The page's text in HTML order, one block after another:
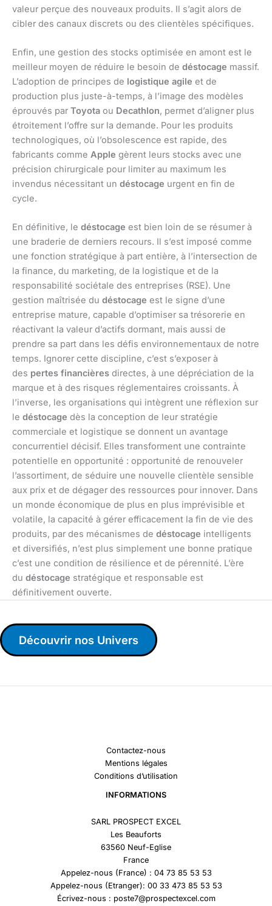
valeur perçue des nouveaux produits. Il s’agit alors de
cibler des canaux discrets ou des clientèles spécifiques.
Enfin, une gestion des stocks optimisée en amont est le
meilleur moyen de réduire le besoin de déstocage massif.
L’adoption de principes de logistique agile et de
production plus juste-à-temps, à l’image des modèles
éprouvés par Toyota ou Decathlon, permet d’aligner plus
étroitement l’offre sur la demande. Pour les produits
technologiques, où l’obsolescence est rapide, des
fabricants comme Apple gèrent leurs stocks avec une
précision chirurgicale pour limiter au maximum les
invendus nécessitant un déstocage urgent en fin de
cycle.
En définitive, le déstocage est bien loin de se résumer à
une braderie de derniers recours. Il s’est imposé comme
une fonction stratégique à part entière, à l’intersection de
la finance, du marketing, de la logistique et de la
responsabilité sociétale des entreprises (RSE). Une
gestion maîtrisée du déstocage est le signe d’une
entreprise mature, capable d’optimiser sa trésorerie en
réactivant la valeur d’actifs dormant, mais aussi de
prendre sa part dans les défis environnementaux de notre
temps. Ignorer cette discipline, c’est s’exposer à
des pertes financières directes, à une dépréciation de la
marque et à des risques réglementaires croissants. À
l’inverse, les organisations qui intègrent une réflexion sur
le déstocage dès la conception de leur stratégie
commerciale et logistique se donnent un avantage
concurrentiel décisif. Elles transforment une contrainte
potentielle en opportunité : opportunité de renouveler
l’assortiment, de séduire une nouvelle clientèle sensible
aux prix et de dégager des ressources pour innover. Dans
un monde économique de plus en plus imprévisible et
volatile, la capacité à gérer efficacement la fin de vie des
produits, par des mécanismes de déstocage intelligents
et diversifiés, n’est plus simplement une bonne pratique
c’est une condition de résilience et de pérennité. L’ère
du déstocage stratégique et responsable est
définitivement ouverte.
Découvrir nos Univers
Contactez-nous
Mentions légales
Conditions d’utilisation
INFORMATIONS
SARL PROSPECT EXCEL
Les Beauforts
63560 Neuf-Eglise
France
Appelez-nous (France) : 04 73 85 53 53
Appelez-nous (Etranger): 00 33 473 85 53 53
Écrivez-nous : poste7@prospectexcel.com